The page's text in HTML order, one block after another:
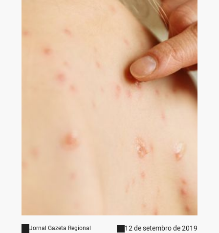
Jornal Gazeta Regional 12 de setembro de 2019